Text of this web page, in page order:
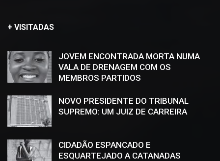
+ VISITADAS
JOVEM ENCONTRADA MORTA NUMA
VALA DE DRENAGEM COM OS
MEMBROS PARTIDOS
NOVO PRESIDENTE DO TRIBUNAL
SUPREMO: UM JUIZ DE CARREIRA
CIDADÃO ESPANCADO E
ESQUARTEJADO A CATANADAS